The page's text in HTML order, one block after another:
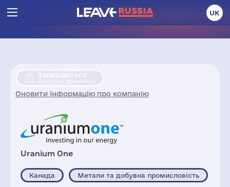
UK
Залишається
Скорочує діяльність
Оновити інформацію про компанію
Uranium One
Канада Метали та добувна промисловість